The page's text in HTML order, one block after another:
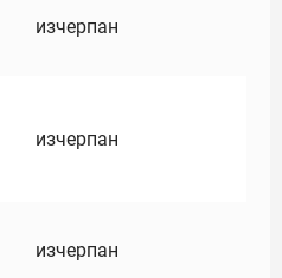
изчерпан
изчерпан
изчерпан